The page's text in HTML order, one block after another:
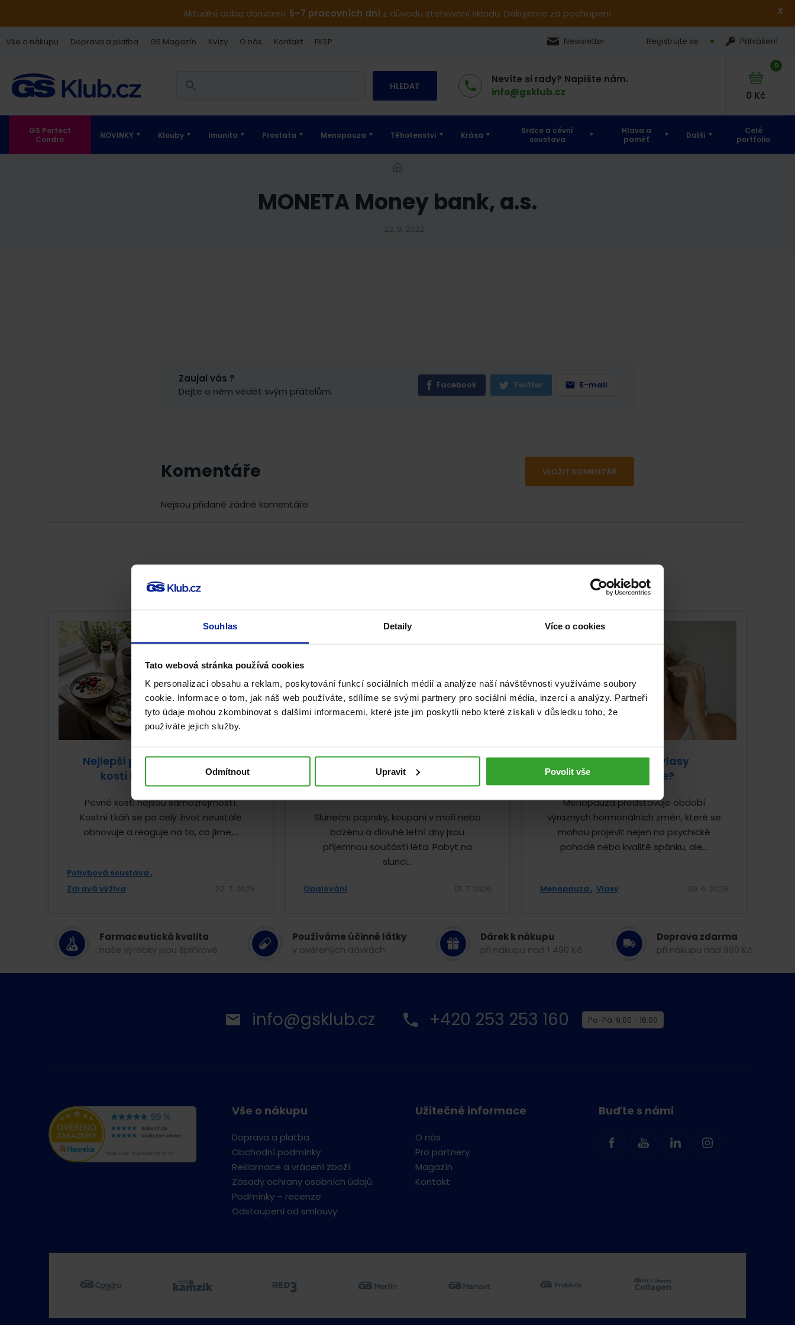
Souhlas Detaily Více o cookies
Tato webová stránka používá cookies
K personalizaci obsahu a reklam, poskytování funkcí sociálních médií a analýze naší návštěvnosti využíváme soubory
cookie. Informace o tom, jak náš web používáte, sdílíme se svými partnery pro sociální média, inzerci a analýzy. Partneři
tyto údaje mohou zkombinovat s dalšími informacemi, které jste jim poskytli nebo které získali v důsledku toho, že
používáte jejich služby.
Odmítnout Upravit Povolit vše
Aktuální doba doručení: 5–7 pracovních dníz důvodu stěhování skladu. Děkujeme za pochopení. x
Vše o nákupu Doprava a platba GS Magazín Kvízy O nás Kontakt FKSP Newsletter Registrujte se Přihlášení
HLEDAT
Nevíte si rady? Napište nám.
info@gsklub.cz
0
0 Kč
GS Perfect
Condro
NOVINKY Klouby Imunita Prostata Menopauza Těhotenství Krása
Srdce a cévní
soustava
Hlava a
paměť
Další
Celé
portfolio
MONETA Money bank, a.s.
22. 9. 2022
Zaujal vás ?
Dejte o něm vědět svým přátelům.
Facebook Twitter E-mail
Komentáře VLOŽIT KOMENTÁŘ
Nejsou přidané žádné komentáře.
Nejlepší potraviny pro pevné
kosti i při osteoporóze
Pevné kosti nejsou samozřejmostí.
Kostní tkáň se po celý život neustále
obnovuje a reaguje na to, co jíme,...
Pohybová soustava
Zdravá výživa
22. 7. 2026
Jak pečovat o pokožku po
opalování? Dopřejte jí správnou
regeneraci.
Sluneční paprsky, koupání v moři nebo
bazénu a dlouhé letní dny jsou
příjemnou součástí léta. Pobyt na
slunci...
Opalování 01. 7. 2026
Jak pečovat o vlasy
v menopauze?
Menopauza představuje období
výrazných hormonálních změn, které se
mohou projevit nejen na psychické
pohodě nebo kvalitě spánku, ale...
Menopauza Vlasy 09. 6. 2026
Farmaceutická kvalita
naše výrobky jsou špičkové
Používáme účinné látky
v ověřených dávkách
Dárek k nákupu
při nákupu nad 1 490 Kč
Doprava zdarma
při nákupu nad 990 Kč
info@gsklub.cz +420 253 253 160 Po-Pá: 9:00 - 16:00
Vše o nákupu
Doprava a platba
Obchodní podmínky
Reklamace a vrácení zboží
Zásady ochrany osobních údajů
Podmínky – recenze
Odstoupení od smlouvy
Užitečné informace
O nás
Pro partnery
Magazín
Kontakt
Buďte s námi